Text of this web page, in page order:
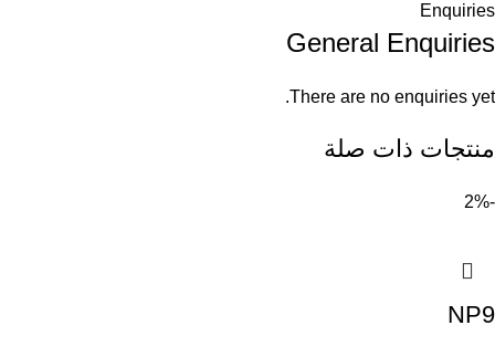
Enquiries
General Enquiries
There are no enquiries yet.
منتجات ذات صلة
-2%
NP9